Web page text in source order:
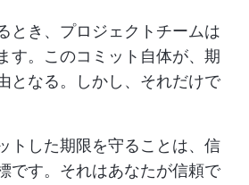
とき、プロジェクトチームは
す。このコミット自体が、期
となる。しかし、それだけで
トした期限を守ることは、信
です。それはあなたが信頼で